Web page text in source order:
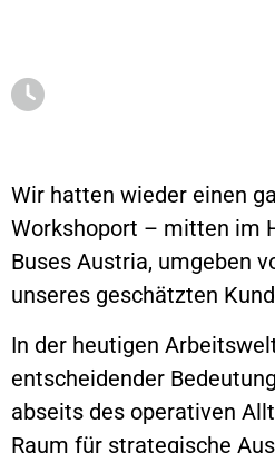
Wir hatten wieder einen
Workshoport – mitten im
Buses Austria, umgeben
unseres geschätzten
In der heutigen
entscheidender
abseits des operativen
Raum für strategische